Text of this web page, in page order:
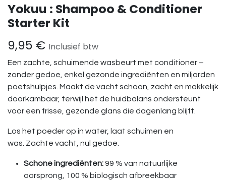
Yokuu : Shampoo & Conditioner
Starter Kit
9,95 € Inclusief btw
Een zachte, schuimende wasbeurt met conditioner –
zonder gedoe, enkel gezonde ingrediënten en miljarden
poetshulpjes. Maakt de vacht schoon, zacht en makkelijk
doorkambaar, terwijl het de huidbalans ondersteunt
voor een frisse, gezonde glans die dagenlang blijft.
Los het poeder op in water, laat schuimen en
was. Zachte vacht, nul gedoe.
Schone ingrediënten:99 % van natuurlijke
oorsprong, 100 % biologisch afbreekbaar